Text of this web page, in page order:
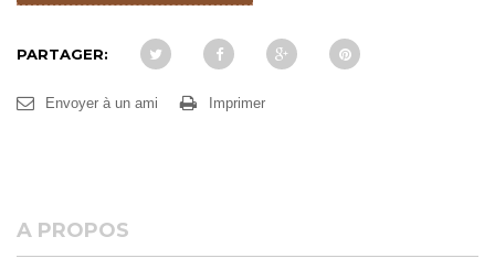
PARTAGER:
Envoyer à un ami Imprimer
A PROPOS